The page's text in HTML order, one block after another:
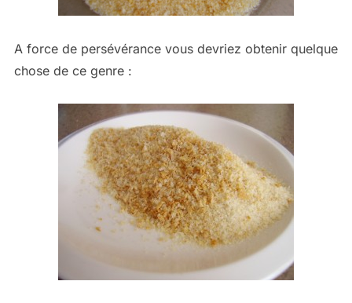
A force de persévérance vous devriez obtenir quelque
chose de ce genre :